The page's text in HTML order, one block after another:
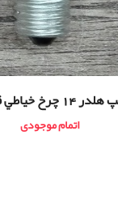
14 چرخ خياطي قديمي
اتمام موجودی